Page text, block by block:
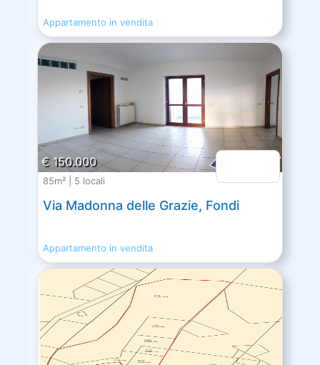
Appartamento in vendita
€ 150.000
85m² | 5 locali
Via Madonna delle Grazie, Fondi
Appartamento in vendita